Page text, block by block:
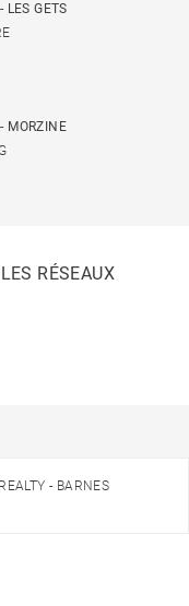
LES GETS
MORZINE
RÉSEAUX
- BARNES